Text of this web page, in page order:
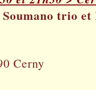
trio
Cerny